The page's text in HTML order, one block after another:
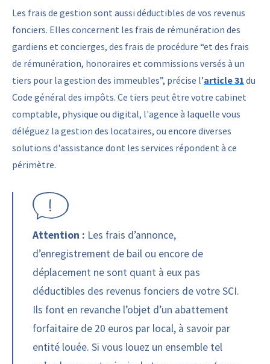
Les frais de gestion sont aussi déductibles de vos revenus
fonciers. Elles concernent les frais de rémunération des
gardiens et concierges, des frais de procédure “et des frais
de rémunération, honoraires et commissions versés à un
tiers pour la gestion des immeubles”, précise l’article 31 du
Code général des impôts. Ce tiers peut être votre cabinet
comptable, physique ou digital, l'agence à laquelle vous
déléguez la gestion des locataires, ou encore diverses
solutions d'assistance dont les services répondent à ce
périmètre.
Attention : Les frais d’annonce,
d’enregistrement de bail ou encore de
déplacement ne sont quant à eux pas
déductibles des revenus fonciers de votre SCI.
Ils font en revanche l’objet d’un abattement
forfaitaire de 20 euros par local, à savoir par
entité louée. Si vous louez un ensemble tel